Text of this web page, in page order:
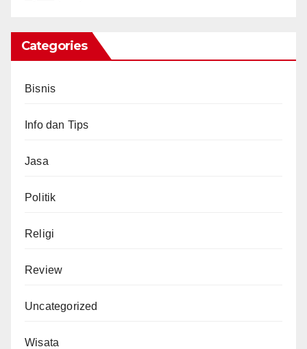
Categories
Bisnis
Info dan Tips
Jasa
Politik
Religi
Review
Uncategorized
Wisata